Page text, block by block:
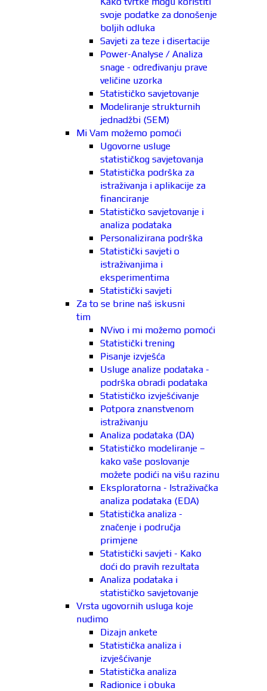
svoje podatke za donošenje
boljih odluka
Savjeti za teze i disertacije
Power-Analyse / Analiza
snage - određivanju prave
veličine uzorka
Statističko savjetovanje
Modeliranje strukturnih
jednadžbi (SEM)
Mi Vam možemo pomoći
Ugovorne usluge
statističkog savjetovanja
Statistička podrška za
istraživanja i aplikacije za
financiranje
Statističko savjetovanje i
analiza podataka
Personalizirana podrška
Statistički savjeti o
istraživanjima i
eksperimentima
Statistički savjeti
Za to se brine naš iskusni
tim
NVivo i mi možemo pomoći
Statistički trening
Pisanje izvješća
Usluge analize podataka -
podrška obradi podataka
Statističko izvješćivanje
Potpora znanstvenom
istraživanju
Analiza podataka (DA)
Statističko modeliranje –
kako vaše poslovanje
možete podići na višu razinu
Eksploratorna - Istraživačka
analiza podataka (EDA)
Statistička analiza -
značenje i područja
primjene
Statistički savjeti - Kako
doći do pravih rezultata
Analiza podataka i
statističko savjetovanje
Vrsta ugovornih usluga koje
nudimo
Dizajn ankete
Statistička analiza i
izvješćivanje
Statistička analiza
Radionice i obuka